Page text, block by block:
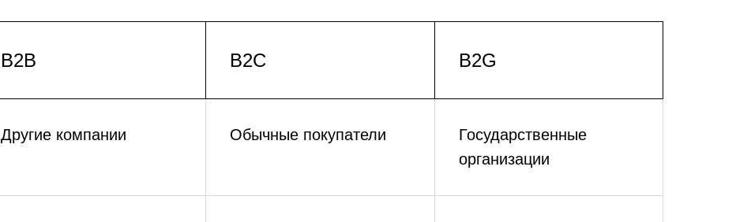
B2B B2C B2G
Другие компании Обычные покупатели
Государственные
организации